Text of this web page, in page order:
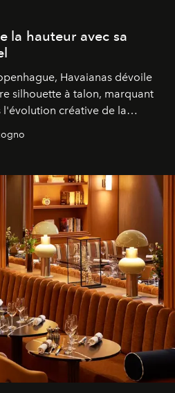
la hauteur avec sa
Havaianas dévoile
silhouette à talon, marquant
l'évolution créative de la